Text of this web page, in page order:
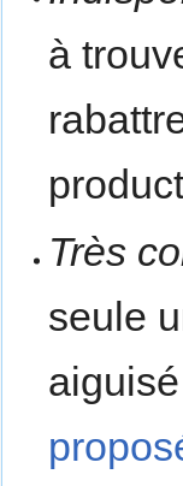
à
Très
seule